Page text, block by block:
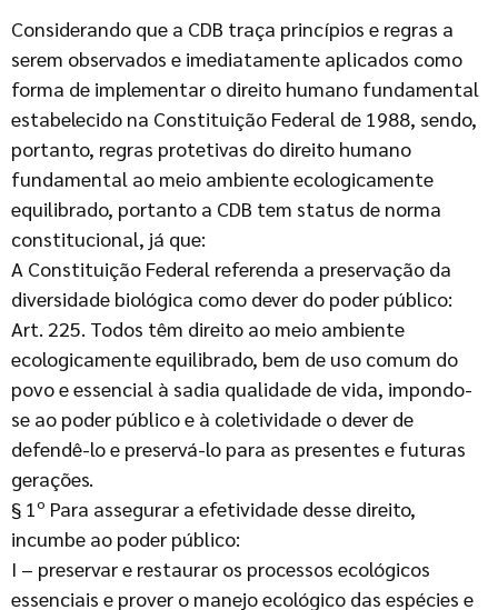
Considerando que a CDB traça princípios e regras a
serem observados e imediatamente aplicados como
forma de implementar o direito humano fundamental
estabelecido na Constituição Federal de 1988, sendo,
portanto, regras protetivas do direito humano
fundamental ao meio ambiente ecologicamente
equilibrado, portanto a CDB tem status de norma
constitucional, já que:
A Constituição Federal referenda a preservação da
diversidade biológica como dever do poder público:
Art. 225. Todos têm direito ao meio ambiente
ecologicamente equilibrado, bem de uso comum do
povo e essencial à sadia qualidade de vida, impondo-
se ao poder público e à coletividade o dever de
defendê-lo e preservá-lo para as presentes e futuras
gerações.
§ 1º Para assegurar a efetividade desse direito,
incumbe ao poder público:
I – preservar e restaurar os processos ecológicos
essenciais e prover o manejo ecológico das espécies e